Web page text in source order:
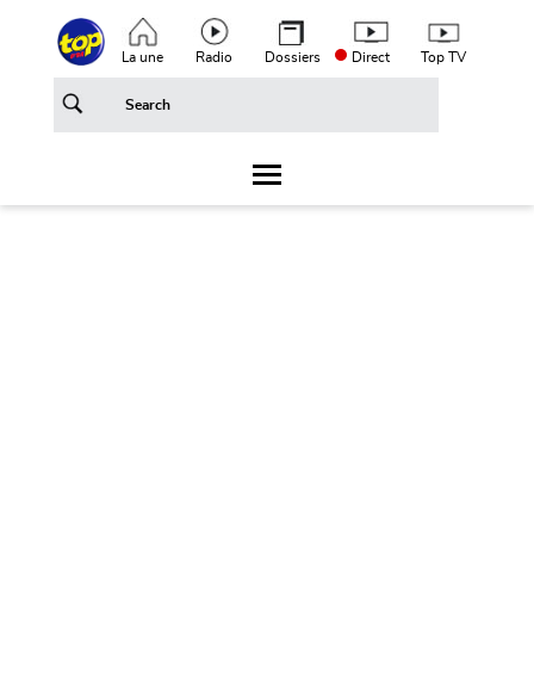
Aller au contenu principalTop header menu
La une Radio Dossiers Direct Top TV